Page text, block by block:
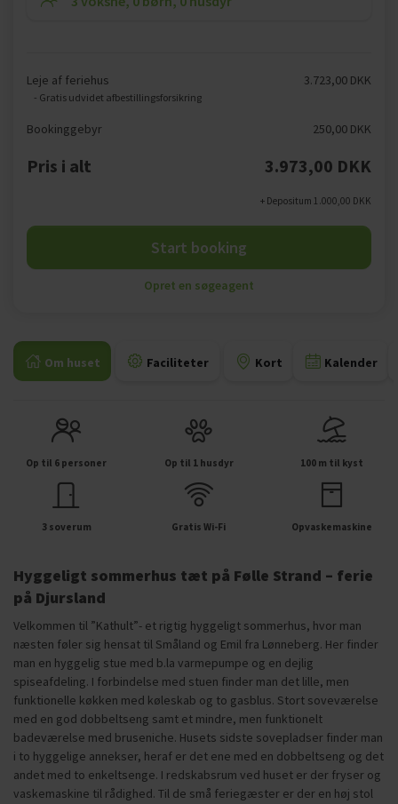
Om huset Faciliteter Kort Kalender
Op til 6 personer Op til 1 husdyr 100 m til kyst
3 soverum Gratis Wi-Fi Opvaskemaskine
Hyggeligt sommerhus tæt på Følle Strand – ferie
på Djursland
Velkommen til ”Kathult”- et rigtig hyggeligt sommerhus, hvor man
næsten føler sig hensat til Småland og Emil fra Lønneberg. Her finder
man en hyggelig stue med b.la varmepumpe og en dejlig
spiseafdeling. I forbindelse med stuen finder man det lille, men
funktionelle køkken med køleskab og to gasblus. Stort soveværelse
med en god dobbeltseng samt et mindre, men funktionelt
badeværelse med bruseniche. Husets sidste sovepladser finder man
i to hyggelige annekser, heraf er det ene med en dobbeltseng og det
andet med to enkeltsenge. I redskabsrum ved huset er der fryser og
vaskemaskine til rådighed. Til de små feriegæster er der en høj stol
Leje af feriehus
- Gratis udvidet afbestillingsforsikring
3.723,00 DKK
Bookinggebyr 250,00 DKK
Pris i alt 3.973,00 DKK
+ Depositum 1.000,00 DKK
Start booking
Opret en søgeagent